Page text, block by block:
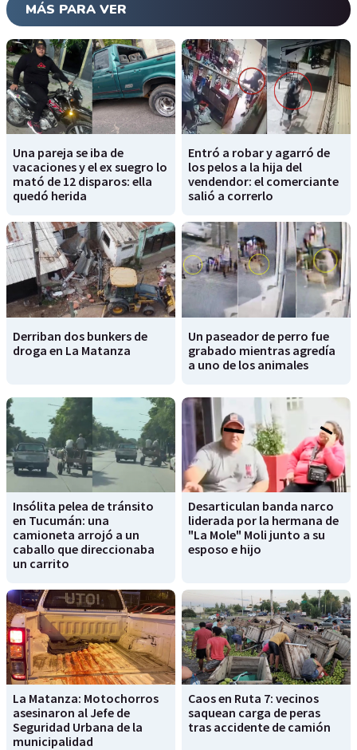
MÁS PARA VER
Una pareja se iba de
vacaciones y el ex suegro lo
mató de 12 disparos: ella
quedó herida
Entró a robar y agarró de
los pelos a la hija del
vendendor: el comerciante
salió a correrlo
Derriban dos bunkers de
droga en La Matanza
Un paseador de perro fue
grabado mientras agredía
a uno de los animales
Insólita pelea de tránsito
en Tucumán: una
camioneta arrojó a un
caballo que direccionaba
un carrito
Desarticulan banda narco
liderada por la hermana de
"La Mole" Moli junto a su
esposo e hijo
La Matanza: Motochorros
asesinaron al Jefe de
Seguridad Urbana de la
municipalidad
Caos en Ruta 7: vecinos
saquean carga de peras
tras accidente de camión